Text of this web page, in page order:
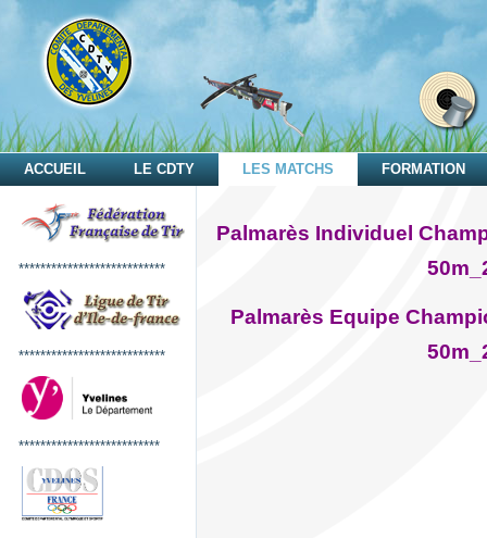
ACCUEIL LE CDTY LES MATCHS FORMATION
***************************
***************************
**************************
Palmarès Individuel
Palmarès Equipe